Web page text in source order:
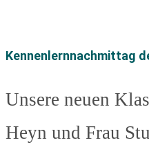
Kennenlernnachmittag
Unsere neuen
Heyn und Frau